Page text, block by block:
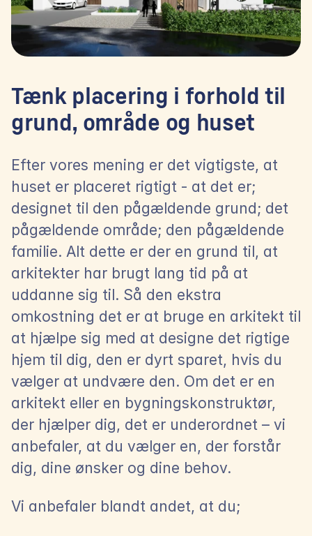
Tænk placering i forhold til
grund, område og huset
Efter vores mening er det vigtigste, at
huset er placeret rigtigt - at det er;
designet til den pågældende grund; det
pågældende område; den pågældende
familie. Alt dette er der en grund til, at
arkitekter har brugt lang tid på at
uddanne sig til. Så den ekstra
omkostning det er at bruge en arkitekt til
at hjælpe sig med at designe det rigtige
hjem til dig, den er dyrt sparet, hvis du
vælger at undvære den. Om det er en
arkitekt eller en bygningskonstruktør,
der hjælper dig, det er underordnet – vi
anbefaler, at du vælger en, der forstår
dig, dine ønsker og dine behov.
Vi anbefaler blandt andet, at du;